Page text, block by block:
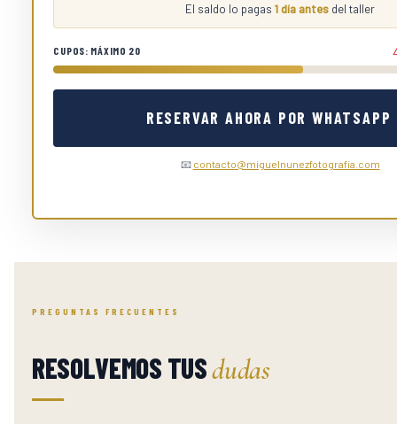
El saldo lo pagas 1 día antes del taller
CUPOS: MÁXIMO 20
RESERVAR AHORA POR
📧 contacto@miguelnunezfotografia.com
PREGUNTAS FRECUENTES
RESOLVEMOS TUSdudas